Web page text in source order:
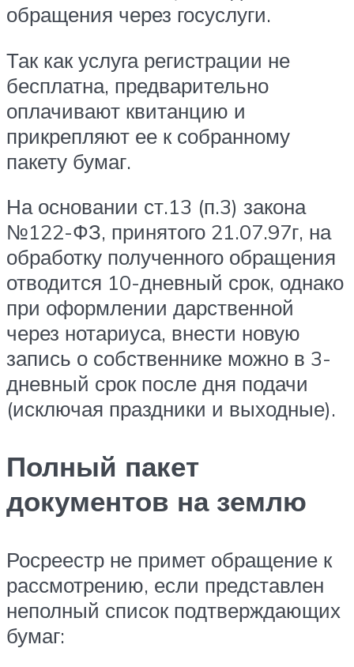
обращения через госуслуги.
Так как услуга регистрации не
бесплатна, предварительно
оплачивают квитанцию и
прикрепляют ее к собранному
пакету бумаг.
На основании ст.13 (п.3) закона
№122-ФЗ, принятого 21.07.97г, на
обработку полученного обращения
отводится 10-дневный срок, однако
при оформлении дарственной
через нотариуса, внести новую
запись о собственнике можно в 3-
дневный срок после дня подачи
(исключая праздники и выходные).
Полный пакет
документов на землю
Росреестр не примет обращение к
рассмотрению, если представлен
неполный список подтверждающих
бумаг: